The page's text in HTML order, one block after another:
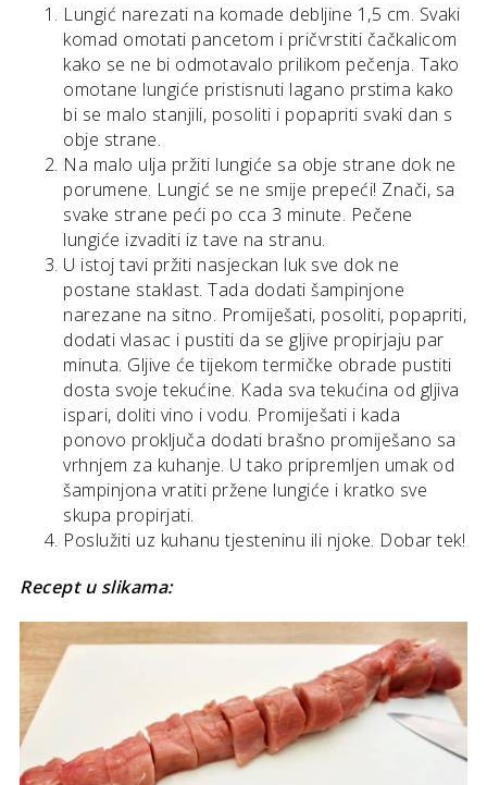
Lungić narezati na komade debljine 1,5 cm. Svaki
komad omotati pancetom i pričvrstiti čačkalicom
kako se ne bi odmotavalo prilikom pečenja. Tako
omotane lungiće pristisnuti lagano prstima kako
bi se malo stanjili, posoliti i popapriti svaki dan s
obje strane.
Na malo ulja pržiti lungiće sa obje strane dok ne
porumene. Lungić se ne smije prepeći! Znači, sa
svake strane peći po cca 3 minute. Pečene
lungiće izvaditi iz tave na stranu.
U istoj tavi pržiti nasjeckan luk sve dok ne
postane staklast. Tada dodati šampinjone
narezane na sitno. Promiješati, posoliti, popapriti,
dodati vlasac i pustiti da se gljive propirjaju par
minuta. Gljive će tijekom termičke obrade pustiti
dosta svoje tekućine. Kada sva tekućina od gljiva
ispari, doliti vino i vodu. Promiješati i kada
ponovo proključa dodati brašno promiješano sa
vrhnjem za kuhanje. U tako pripremljen umak od
šampinjona vratiti pržene lungiće i kratko sve
skupa propirjati.
Poslužiti uz kuhanu tjesteninu ili njoke. Dobar tek!
Recept u slikama: